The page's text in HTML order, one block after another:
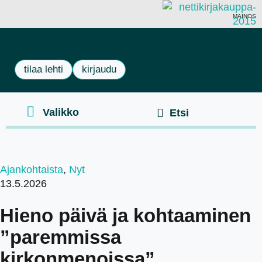
MAINOS
tilaa lehti kirjaudu
Ajankohtaista, Nyt
13.5.2026
Hieno päivä ja kohtaaminen
”paremmissa